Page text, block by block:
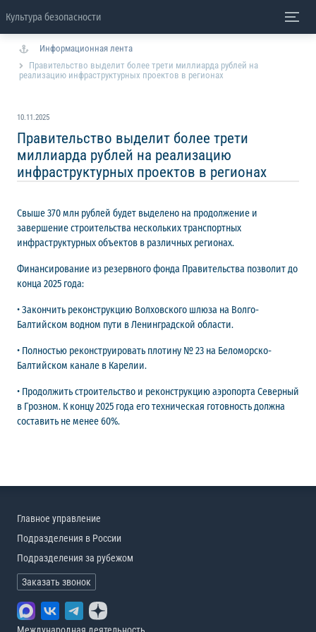
Культура безопасности
Информационная лента
Правительство выделит более трети миллиарда рублей на
реализацию инфраструктурных проектов в регионах
10.11.2025
Правительство выделит более трети
миллиарда рублей на реализацию
инфраструктурных проектов в регионах
Свыше 370 млн рублей будет выделено на продолжение и
завершение строительства нескольких транспортных
инфраструктурных объектов в различных регионах.
Финансирование из резервного фонда Правительства позволит до
конца 2025 года:
• Закончить реконструкцию Волховского шлюза на Волго-
Балтийском водном пути в Ленинградской области.
• Полностью реконструировать плотину № 23 на Беломорско-
Балтийском канале в Карелии.
• Продолжить строительство и реконструкцию аэропорта Северный
в Грозном. К концу 2025 года его техническая готовность должна
составить не менее 60%.
Главное управление
Подразделения в России
Подразделения за рубежом
Заказать звонок